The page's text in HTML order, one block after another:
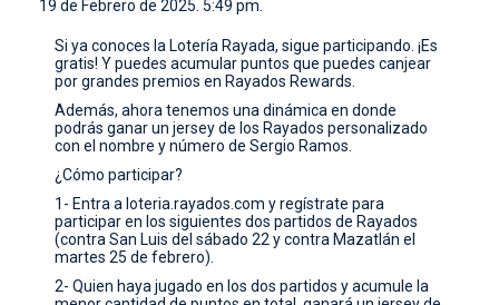
19 de Febrero de 2025. 5:49 pm.
Si ya conoces la Lotería Rayada, sigue participando. ¡Es
gratis! Y puedes acumular puntos que puedes canjear
por grandes premios en Rayados Rewards.
Además, ahora tenemos una dinámica en donde
podrás ganar un jersey de los Rayados personalizado
con el nombre y número de Sergio Ramos.
¿Cómo participar?
1- Entra a loteria.rayados.com y regístrate para
participar en los siguientes dos partidos de Rayados
(contra San Luis del sábado 22 y contra Mazatlán el
martes 25 de febrero).
2- Quien haya jugado en los dos partidos y acumule la